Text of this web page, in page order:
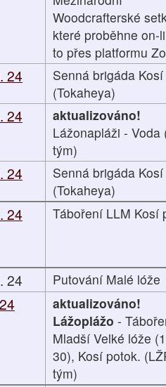
Woodcrafterské
které proběhne on-
to přes platformu
24
Senná brigáda
(Tokaheya)
24
aktualizováno!
Lážonapláži - Voda
tým)
24
Senná brigáda
(Tokaheya)
24 Táboření LLM Kosí
24 Putování Malé lóže
aktualizováno!
Lážoplážo -
Mladší Velké lóže
30), Kosí potok.
tým)